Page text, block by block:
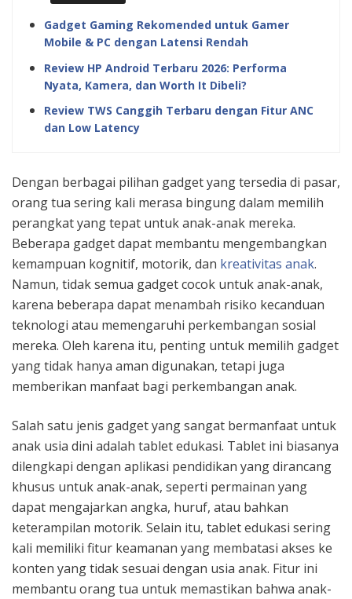
Gadget Gaming Rekomended untuk Gamer
Mobile & PC dengan Latensi Rendah
Review HP Android Terbaru 2026: Performa
Nyata, Kamera, dan Worth It Dibeli?
Review TWS Canggih Terbaru dengan Fitur ANC
dan Low Latency
Dengan berbagai pilihan gadget yang tersedia di pasar,
orang tua sering kali merasa bingung dalam memilih
perangkat yang tepat untuk anak-anak mereka.
Beberapa gadget dapat membantu mengembangkan
kemampuan kognitif, motorik, dan kreativitas anak.
Namun, tidak semua gadget cocok untuk anak-anak,
karena beberapa dapat menambah risiko kecanduan
teknologi atau memengaruhi perkembangan sosial
mereka. Oleh karena itu, penting untuk memilih gadget
yang tidak hanya aman digunakan, tetapi juga
memberikan manfaat bagi perkembangan anak.
Salah satu jenis gadget yang sangat bermanfaat untuk
anak usia dini adalah tablet edukasi. Tablet ini biasanya
dilengkapi dengan aplikasi pendidikan yang dirancang
khusus untuk anak-anak, seperti permainan yang
dapat mengajarkan angka, huruf, atau bahkan
keterampilan motorik. Selain itu, tablet edukasi sering
kali memiliki fitur keamanan yang membatasi akses ke
konten yang tidak sesuai dengan usia anak. Fitur ini
membantu orang tua untuk memastikan bahwa anak-